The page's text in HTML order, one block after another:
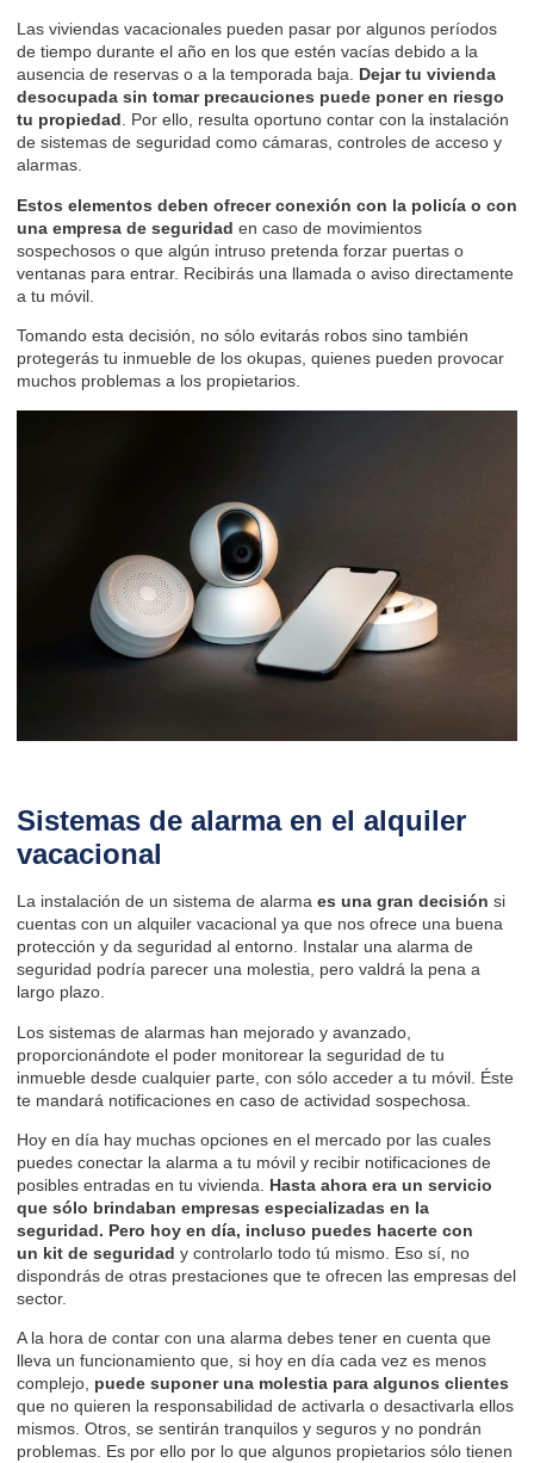
Las viviendas vacacionales pueden pasar por algunos períodos
de tiempo durante el año en los que estén vacías debido a la
ausencia de reservas o a la temporada baja. Dejar tu vivienda
desocupada sin tomar precauciones puede poner en riesgo
tu propiedad. Por ello, resulta oportuno contar con la instalación
de sistemas de seguridad como cámaras, controles de acceso y
alarmas.
Estos elementos deben ofrecer conexión con la policía o con
una empresa de seguridad en caso de movimientos
sospechosos o que algún intruso pretenda forzar puertas o
ventanas para entrar. Recibirás una llamada o aviso directamente
a tu móvil.
Tomando esta decisión, no sólo evitarás robos sino también
protegerás tu inmueble de los okupas, quienes pueden provocar
muchos problemas a los propietarios.
Sistemas de alarma en el alquiler
vacacional
La instalación de un sistema de alarma es una gran decisión si
cuentas con un alquiler vacacional ya que nos ofrece una buena
protección y da seguridad al entorno. Instalar una alarma de
seguridad podría parecer una molestia, pero valdrá la pena a
largo plazo.
Los sistemas de alarmas han mejorado y avanzado,
proporcionándote el poder monitorear la seguridad de tu
inmueble desde cualquier parte, con sólo acceder a tu móvil. Éste
te mandará notificaciones en caso de actividad sospechosa.
Hoy en día hay muchas opciones en el mercado por las cuales
puedes conectar la alarma a tu móvil y recibir notificaciones de
posibles entradas en tu vivienda. Hasta ahora era un servicio
que sólo brindaban empresas especializadas en la
seguridad. Pero hoy en día, incluso puedes hacerte con
un kit de seguridad y controlarlo todo tú mismo. Eso sí, no
dispondrás de otras prestaciones que te ofrecen las empresas del
sector.
A la hora de contar con una alarma debes tener en cuenta que
lleva un funcionamiento que, si hoy en día cada vez es menos
complejo, puede suponer una molestia para algunos clientes
que no quieren la responsabilidad de activarla o desactivarla ellos
mismos. Otros, se sentirán tranquilos y seguros y no pondrán
problemas. Es por ello por lo que algunos propietarios sólo tienen